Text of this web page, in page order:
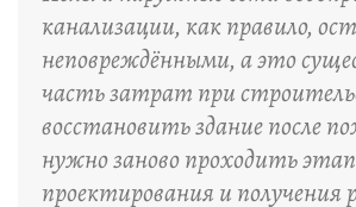
канализации, как правило,
неповреждёнными, а это
часть затрат при
восстановить здание после
нужно заново проходить этап
проектирования и получения